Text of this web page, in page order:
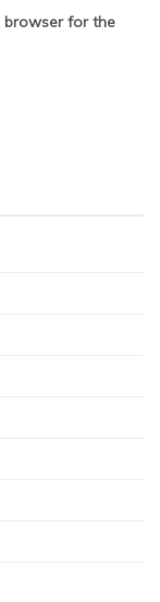
browser for the